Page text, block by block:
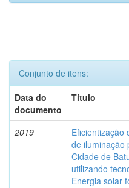
Conjunto de itens:
Data do
documento
Título
2019
Eficientização
de iluminação
Cidade de
utilizando
Energia solar